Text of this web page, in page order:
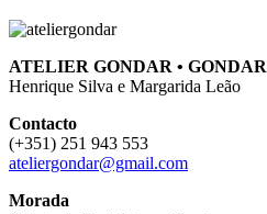
ATELIER GONDAR • GONDAR
Henrique Silva e Margarida Leão
Contacto
(+351) 251 943 553
ateliergondar@gmail.com
Morada